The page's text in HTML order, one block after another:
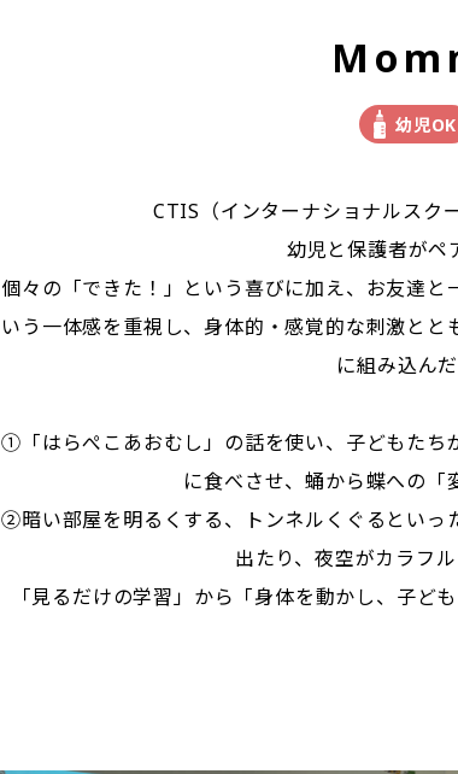
幼児OK
CTIS（インターナショナルスク
幼児と保護者がペ
個々の「できた！」という喜びに加え、お友達
いう一体感を重視し、身体的・感覚的な刺激と
に組み込ん
①「はらぺこあおむし」の話を使い、子どもたち
に食べさせ、蛹から蝶への「
②暗い部屋を明るくする、トンネルくぐるといっ
出たり、夜空がカラフ
「見るだけの学習」から「身体を動かし、子ど